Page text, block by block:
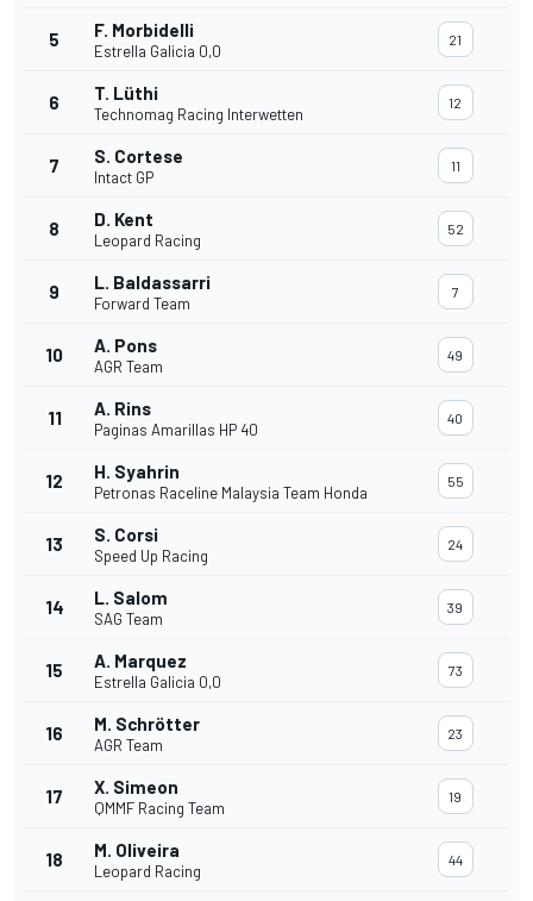
5 F. Morbidelli
Estrella Galicia 0,0
21
6 T. Lüthi
Technomag Racing Interwetten
12
7 S. Cortese
Intact GP
11
8 D. Kent
Leopard Racing
52
9 L. Baldassarri
Forward Team
7
10 A. Pons
AGR Team
49
11 A. Rins
Paginas Amarillas HP 40
40
12 H. Syahrin
Petronas Raceline Malaysia Team Honda
55
13 S. Corsi
Speed Up Racing
24
14 L. Salom
SAG Team
39
15 A. Marquez
Estrella Galicia 0,0
73
16 M. Schrötter
AGR Team
23
17 X. Simeon
QMMF Racing Team
19
18 M. Oliveira
Leopard Racing
44